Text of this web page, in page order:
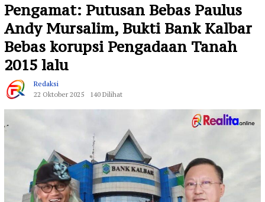
Pengamat: Putusan Bebas Paulus
Andy Mursalim, Bukti Bank Kalbar
Bebas korupsi Pengadaan Tanah
2015 lalu
Redaksi
22 Oktober 2025
140 Dilihat